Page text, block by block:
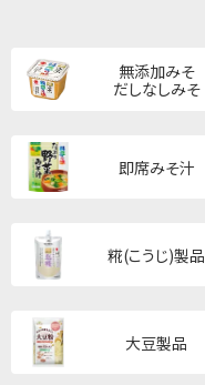
無添加みそ
だしなしみそ
即席みそ汁
糀(こうじ)製品
大豆製品